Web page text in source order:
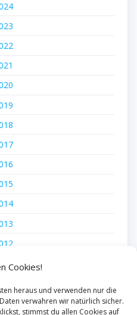
Cookies!
heraus und verwenden nur die
verwahren wir natürlich sicher.
stimmst du allen Cookies auf